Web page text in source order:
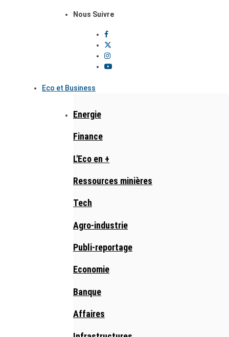
Nous Suivre
Eco et Business
Energie
Finance
L'Eco en +
Ressources minières
Tech
Agro-industrie
Publi-reportage
Economie
Banque
Affaires